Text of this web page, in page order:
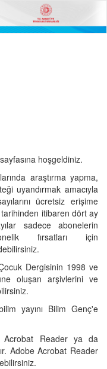
hoşgeldiniz.
araştırma yapma,
uyandırmak amacıyla
ücretsiz erişime
itibaren dört ay
sadece abonelerin
fırsatları için
Dergisinin 1998 ve
oluşan arşivlerini ve
yayını Bilim Genç'e
Acrobat Reader ya da
Adobe Acrobat Reader